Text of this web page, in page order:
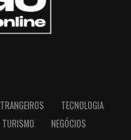
TECNOLOGIA
TURISMO NEGÓCIOS